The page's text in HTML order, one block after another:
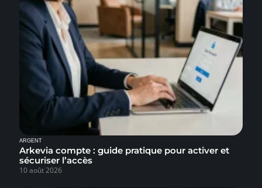
ARGENT
Arkevia compte : guide pratique pour activer et
sécuriser l’accès
10 août 2026